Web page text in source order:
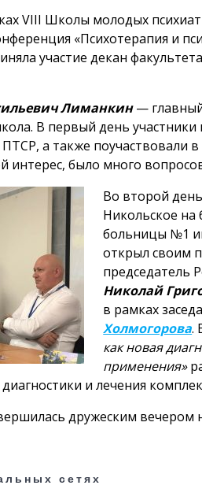
VIII Школы молодых
«Психотерапия и
участие декан
Лиманкин— главный
В первый день
а также поучаствовали
интерес, было много
Во второй
Никольское на
больницы №1
открыл своим
председатель
Николай
в рамках
Холмогорова.
как новая
применения»
и лечения
дружеским вечером
сетях